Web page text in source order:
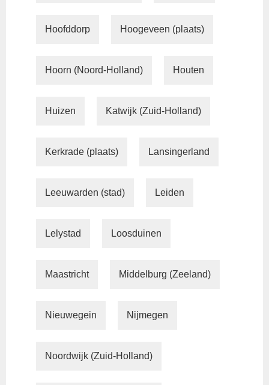
Hoofddorp Hoogeveen (plaats)
Hoorn (Noord-Holland) Houten
Huizen Katwijk (Zuid-Holland)
Kerkrade (plaats) Lansingerland
Leeuwarden (stad) Leiden
Lelystad Loosduinen
Maastricht Middelburg (Zeeland)
Nieuwegein Nijmegen
Noordwijk (Zuid-Holland)